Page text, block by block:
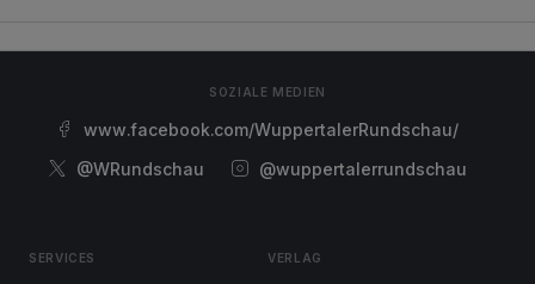
SOZIALE MEDIEN
www.facebook.com/WuppertalerRundschau/
@WRundschau
@wuppertalerrundschau
SERVICES VERLAG